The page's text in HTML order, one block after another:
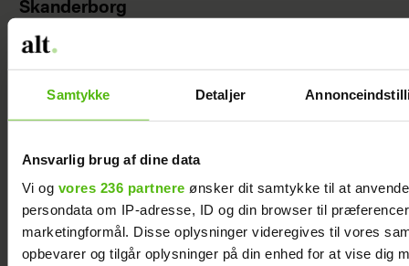
Samtykke Detaljer
Ansvarlig brug af dine data
Vi og vores 236 partnere ønsker dit samtykke til at
persondata om IP-adresse, ID og din browser til
marketingformål. Disse oplysninger videregives til vores
opbevarer og tilgår oplysninger på din enhed for at vise dig
Skanderborg